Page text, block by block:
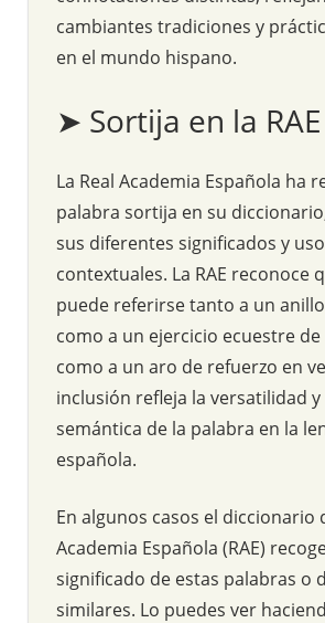
cambiantes tradiciones y
en el mundo hispano.
➤ Sortija en la RAE
La Real Academia Española ha
palabra sortija en su
sus diferentes significados y
contextuales. La RAE reconoce
puede referirse tanto a un
como a un ejercicio ecuestre
como a un aro de refuerzo en
inclusión refleja la versatilidad y
semántica de la palabra en la
española.
En algunos casos el diccionario
Academia Española (RAE)
significado de estas palabras o
similares. Lo puedes ver